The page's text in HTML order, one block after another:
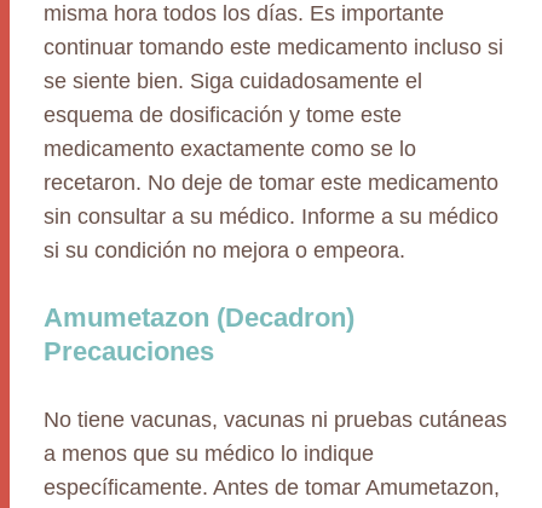
misma hora todos los días. Es importante
continuar tomando este medicamento incluso si
se siente bien. Siga cuidadosamente el
esquema de dosificación y tome este
medicamento exactamente como se lo
recetaron. No deje de tomar este medicamento
sin consultar a su médico. Informe a su médico
si su condición no mejora o empeora.
Amumetazon (Decadron)
Precauciones
No tiene vacunas, vacunas ni pruebas cutáneas
a menos que su médico lo indique
específicamente. Antes de tomar Amumetazon,